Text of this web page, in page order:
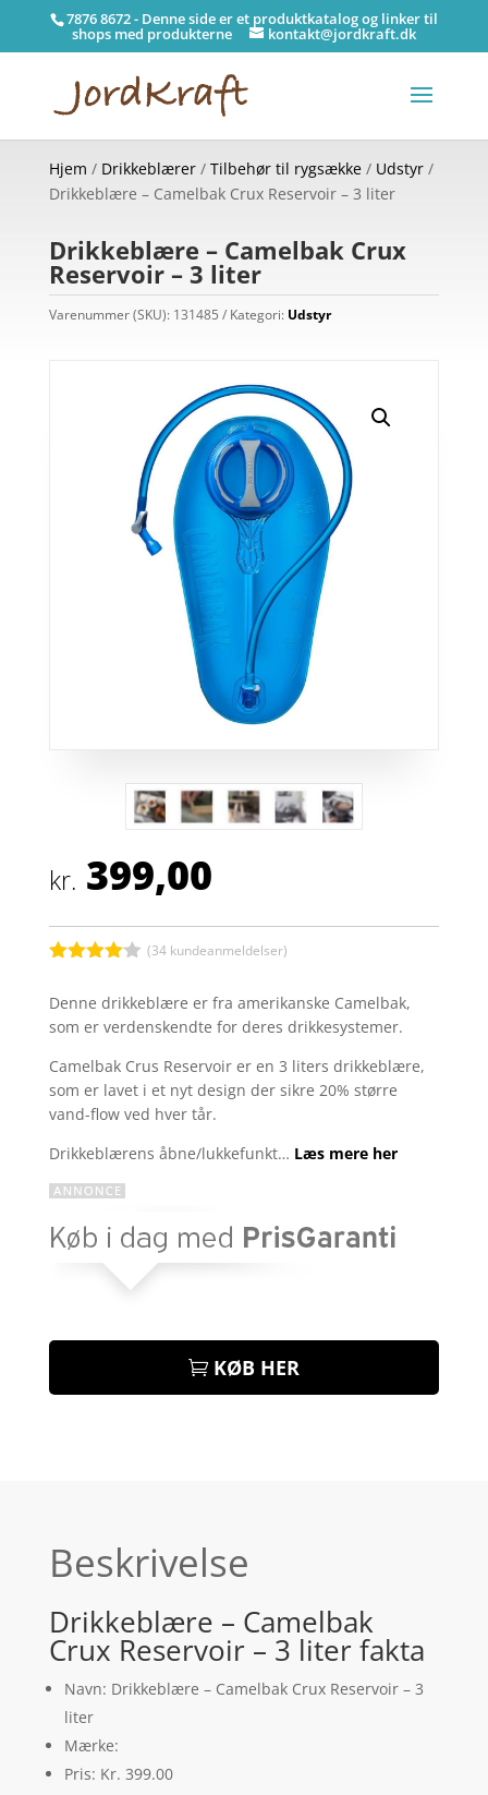
7876 8672 - Denne side er et produktkatalog og linker til
shops med produkterne kontakt@jordkraft.dk
Hjem / Drikkeblærer/ Tilbehør til rygsække/ Udstyr/
Drikkeblære – Camelbak Crux Reservoir – 3 liter
Drikkeblære – Camelbak Crux
Reservoir – 3 liter
Varenummer (SKU): 131485 Kategori: Udstyr
kr. 399,00
ud af 5
baseret
kundebed
r
(34 kundeanmeldelser)
Denne drikkeblære er fra amerikanske Camelbak,
som er verdenskendte for deres drikkesystemer.
Camelbak Crus Reservoir er en 3 liters drikkeblære,
som er lavet i et nyt design der sikre 20% større
vand-flow ved hver tår.
Drikkeblærens åbne/lukkefunkt… Læs mere her
KØB HER
Beskrivelse
Drikkeblære – Camelbak
Crux Reservoir – 3 liter fakta
Navn: Drikkeblære – Camelbak Crux Reservoir – 3
liter
Mærke:
Pris: Kr. 399.00